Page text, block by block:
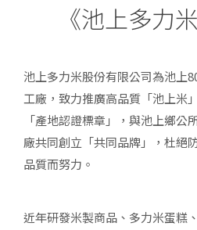
《池上多力
池上多力米股份有限公司為池上
工廠，致力推廣高品質「池上米
「產地認證標章」，與池上鄉公
廠共同創立「共同品牌」，杜絕
品質而努力。
近年研發米製商品、多力米蛋糕